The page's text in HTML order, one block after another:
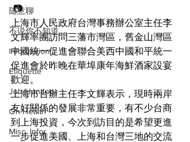
随意聊
不说你不知道
Information
Etiquette
Job Hunting
On Health
Misc. Infor
📷
上海市人民政府台灣事務辦公室主任李
文輝率團訪問三藩市灣區，舊金山灣區
中國統一促進會聯合美西中國和平統一
促進會於昨晚在華埠康年海鮮酒家設宴
歡迎。
上海市台辦主任李文輝表示，現時兩岸
友好關係的發展非常重要，有不少台商
到上海投資，今次到訪目的是希望更進
一步促進美國、上海和台灣三地的交流